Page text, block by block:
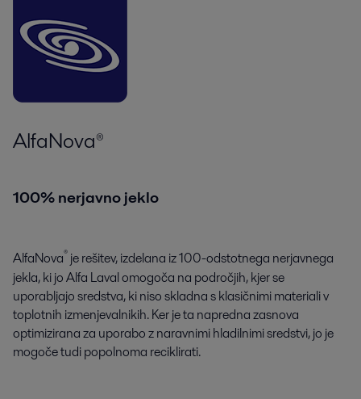
Širok nabor prenosnikov toplote Alfa Laval je mogoče najti v številnih
stanovanjskih in komercialnih hladilnih aplikacijah.
AlfaNova®
100% nerjavno jeklo
AlfaNova® je rešitev, izdelana iz 100-odstotnega nerjavnega
jekla, ki jo Alfa Laval omogoča na področjih, kjer se
uporabljajo sredstva, ki niso skladna s klasičnimi materiali v
toplotnih izmenjevalnikih. Ker je ta napredna zasnova
optimizirana za uporabo z naravnimi hladilnimi sredstvi, jo je
mogoče tudi popolnoma reciklirati.